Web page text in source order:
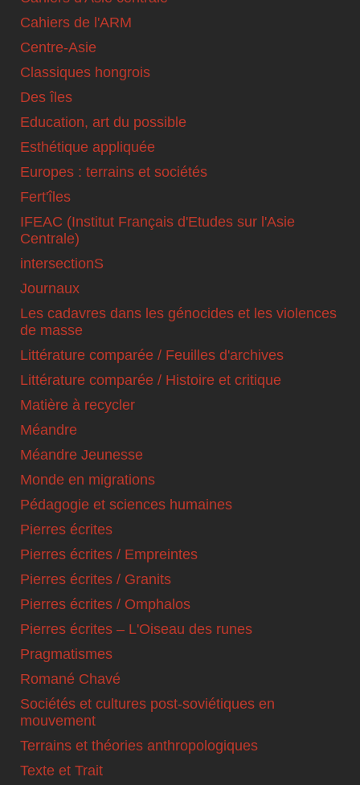
Cahiers de l'ARM
Centre-Asie
Classiques hongrois
Des îles
Education, art du possible
Esthétique appliquée
Europes : terrains et sociétés
Fert'îles
IFEAC (Institut Français d'Etudes sur l'Asie
Centrale)
intersectionS
Journaux
Les cadavres dans les génocides et les violences
de masse
Littérature comparée / Feuilles d'archives
Littérature comparée / Histoire et critique
Matière à recycler
Méandre
Méandre Jeunesse
Monde en migrations
Pédagogie et sciences humaines
Pierres écrites
Pierres écrites / Empreintes
Pierres écrites / Granits
Pierres écrites / Omphalos
Pierres écrites – L'Oiseau des runes
Pragmatismes
Romané Chavé
Sociétés et cultures post-soviétiques en
mouvement
Terrains et théories anthropologiques
Texte et Trait